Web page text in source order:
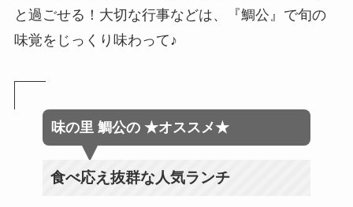
と過ごせる！大切な行事などは、『鯛公』で旬の
味覚をじっくり味わって♪
味の里 鯛公の ★オススメ★
食べ応え抜群な人気ランチ